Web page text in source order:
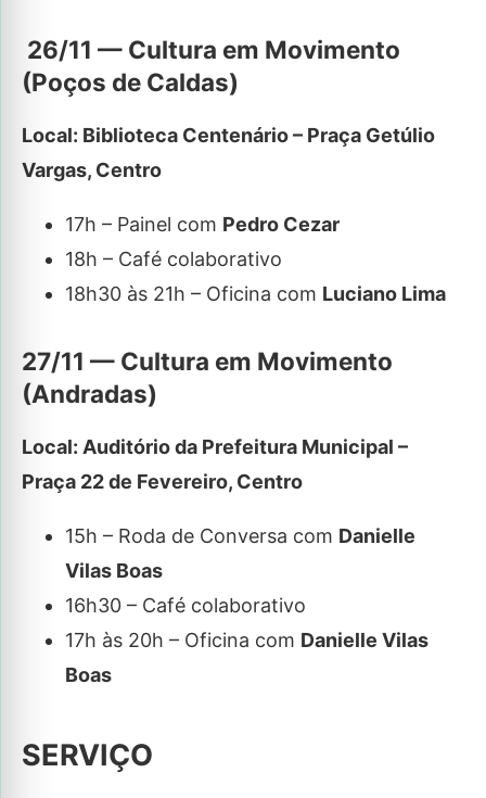
26/11 — Cultura em Movimento
(Poços de Caldas)
Local: Biblioteca Centenário – Praça Getúlio
Vargas, Centro
17h – Painel com Pedro Cezar
18h – Café colaborativo
18h30 às 21h – Oficina com Luciano Lima
27/11 — Cultura em Movimento
(Andradas)
Local: Auditório da Prefeitura Municipal –
Praça 22 de Fevereiro, Centro
15h – Roda de Conversa com Danielle
Vilas Boas
16h30 – Café colaborativo
17h às 20h – Oficina com Danielle Vilas
Boas
SERVIÇO